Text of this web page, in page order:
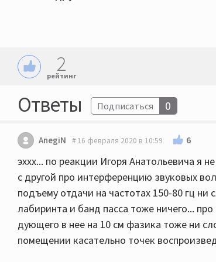
2
рейтинг
Ответы Подписаться 0
AnegiN 16 февраля 2020 в 10:59 6
эххх... по реакции Игоря Анатольевича я
с другой про интерференцию звуковых
подъему отдачи на частотах 150-80 гц ни
лабиринта и банд пасса тоже ничего...
дующего в нее на 10 см фазика тоже ни
помещении касательно точек